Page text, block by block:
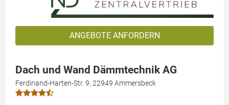
ANGEBOTE ANFORDERN
Dach und Wand Dämmtechnik AG
Ferdinand-Harten-Str. 9, 22949 Ammersbeck